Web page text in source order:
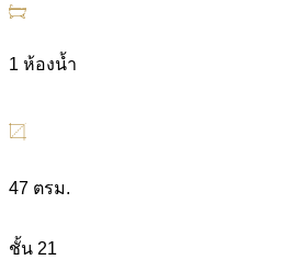
1 ห้องน้ำ
47 ตรม.
ชั้น 21